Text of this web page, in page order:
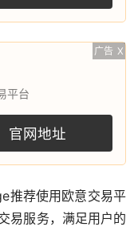
广告 X
平台
官网地址
推荐使用欧意交易平
易服务，满足用户的